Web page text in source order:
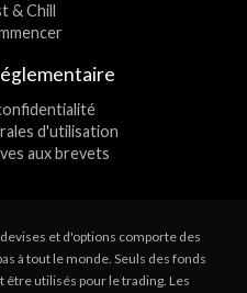
& Chill
d'utilisation
aux brevets
et d'options comporte des
à tout le monde. Seuls des fonds
utilisés pour le trading. Les